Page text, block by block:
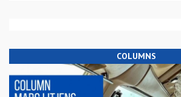
COLUMNS